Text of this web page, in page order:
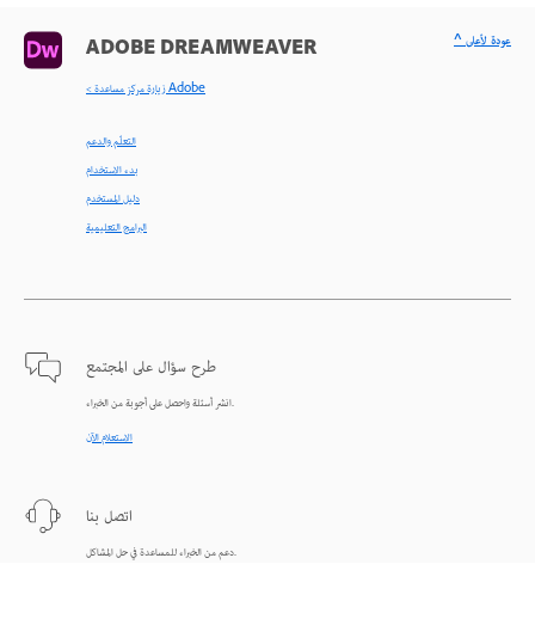
ADOBE DREAMWEAVER
< زيارة مركز مساعدة Adobe
التعلّم والدعم
بدء الاستخدام
دليل المستخدم
البرامج التعليمية
طرح سؤال على المجتمع
انشر أسئلة واحصل على أجوبة من الخبراء.
الاستعلام الآن
اتصل بنا
دعم من الخبراء للمساعدة في حل المشاكل.
^ عودة لأعلى